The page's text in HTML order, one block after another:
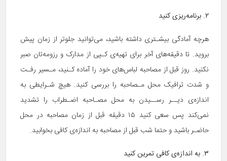
۲. برنامه‌ریزی کنید
هرچه آمادگی بیشـتری داشته باشید، می‌توانید جلوتر از زمان پیش
بروید. تا دقیقه‌های آخر برای تهیه‌ی کـپی از مدارک و رزومه‌تان صبر
نکنید. روز قبل از مصاحبه لباس‌های خود را آماده کـنید، مـسیر رفـت
و شدت ترافیک محل مـصاحبه را بررسی کنید. هیچ شـرایطی به
اندازه‌ی دیــر رســیدن به محل مصـاحبه اضـطراب را تشدید
نمی‌کند پس سعی کنید ۱۵ دقیقه قبل از زمان مصاحبه در محل
حاضـر باشید و حتما شب قبل از مصاحبه به اندازه‌ی کافی بخوابید.
۳. به اندازه‌ی کافی تمرین کنید